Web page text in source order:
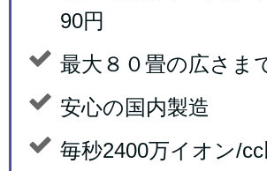
90円
最大８０畳の広さま
安心の国内製造
毎秒2400万イオン/